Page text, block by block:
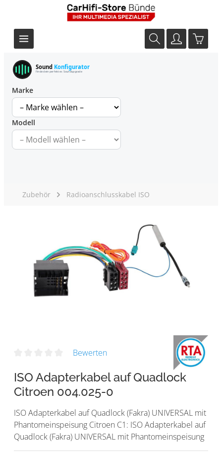
Sound Konfigurator
Finde dein perfektes Soundupgrade
Marke
Modell
Zubehör Radioanschlusskabel ISO
Bewerten
ISO Adapterkabel auf Quadlock
Citroen 004.025-0
ISO Adapterkabel auf Quadlock (Fakra) UNIVERSAL mit
Phantomeinspeisung Citroen C1: ISO Adapterkabel auf
Quadlock (Fakra) UNIVERSAL mit Phantomeinspeisung